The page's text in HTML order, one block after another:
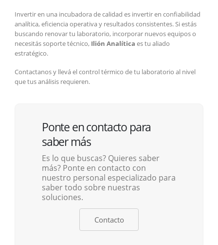
Invertir en una incubadora de calidad es invertir en confiabilidad
analítica, eficiencia operativa y resultados consistentes. Si estás
buscando renovar tu laboratorio, incorporar nuevos equipos o
necesitás soporte técnico, Ilión Analítica es tu aliado
estratégico.
Contactanos y llevá el control térmico de tu laboratorio al nivel
que tus análisis requieren.
Ponte en contacto para
saber más
Es lo que buscas? Quieres saber
más? Ponte en contacto con
nuestro personal especializado para
saber todo sobre nuestras
soluciones.
Contacto